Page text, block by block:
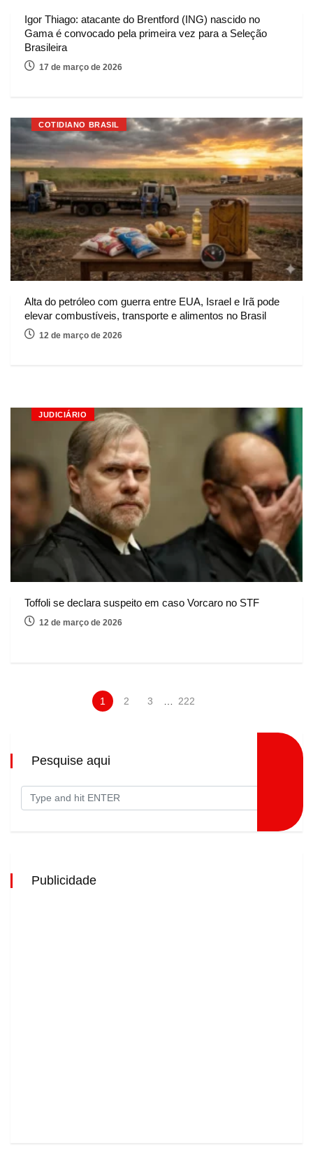
Igor Thiago: atacante do Brentford (ING) nascido no
Gama é convocado pela primeira vez para a Seleção
Brasileira
17 de março de 2026
COTIDIANO BRASIL
Alta do petróleo com guerra entre EUA, Israel e Irã pode
elevar combustíveis, transporte e alimentos no Brasil
12 de março de 2026
JUDICIÁRIO
Toffoli se declara suspeito em caso Vorcaro no STF
12 de março de 2026
1 2 3 … 222
Pesquise aqui
Publicidade